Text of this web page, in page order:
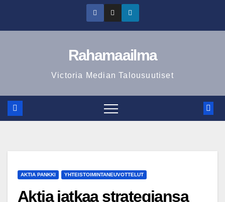
Rahamaailma
Victoria Median Talousuutiset
AKTIA PANKKI YHTEISTOIMINTANEUVOTTELUT
Aktia jatkaa strategiansa